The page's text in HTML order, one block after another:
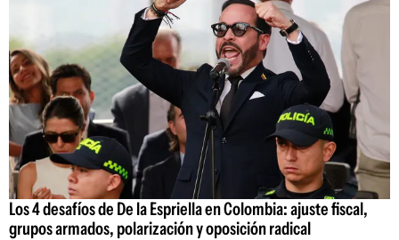
Los 4 desafíos de De la Espriella en Colombia: ajuste fiscal,
grupos armados, polarización y oposición radical